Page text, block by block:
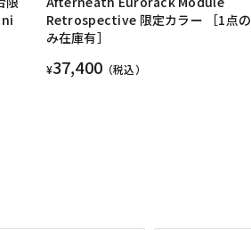
Retrospective 限定カラー ［1点の
み在庫有］
¥37,400 （税込）